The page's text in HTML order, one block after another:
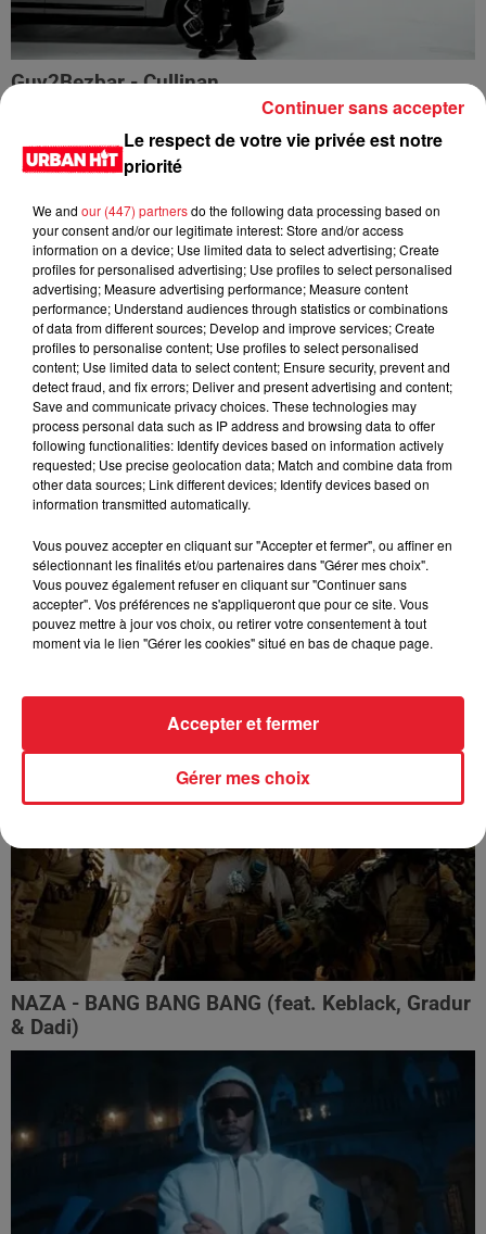
Guy2Bezbar - Cullinan
HIMRA, NINHO, NO PAIN NO GAIN - DANS LE DOS
GUIZMO - T’CHALLA
NAZA - BANG BANG BANG (feat. Keblack, Gradur
& Dadi)
Le respect de votre vie privée est notre
priorité
We and our (447) partnersdo the following data processing based on
your consent and/or our legitimate interest: Store and/or access
information on a device; Use limited data to select advertising; Create
profiles for personalised advertising; Use profiles to select personalised
advertising; Measure advertising performance; Measure content
performance; Understand audiences through statistics or combinations
of data from different sources; Develop and improve services; Create
profiles to personalise content; Use profiles to select personalised
content; Use limited data to select content; Ensure security, prevent and
detect fraud, and fix errors; Deliver and present advertising and content;
Save and communicate privacy choices. These technologies may
process personal data such as IP address and browsing data to offer
following functionalities: Identify devices based on information actively
requested; Use precise geolocation data; Match and combine data from
other data sources; Link different devices; Identify devices based on
information transmitted automatically.
Vous pouvez accepter en cliquant sur "Accepter et fermer", ou affiner en
sélectionnant les finalités et/ou partenaires dans "Gérer mes choix".
Vous pouvez également refuser en cliquant sur "Continuer sans
accepter". Vos préférences ne s'appliqueront que pour ce site. Vous
pouvez mettre à jour vos choix, ou retirer votre consentement à tout
moment via le lien "Gérer les cookies" situé en bas de chaque page.
Gérer mes choix
Accepter et fermer
Continuer sans accepter